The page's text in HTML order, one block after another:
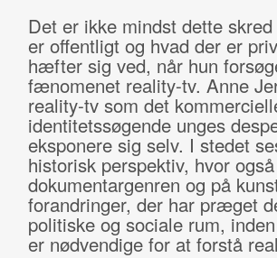
Det er ikke mindst dette
er offentligt og hvad der er
hæfter sig ved, når hun
fænomenet reality-tv. Anne
reality-tv som det
identitetssøgende unges
eksponere sig selv. I stedet
historisk perspektiv, hvor
dokumentargenren og på
forandringer, der har præget
politiske og sociale rum,
er nødvendige for at forstå